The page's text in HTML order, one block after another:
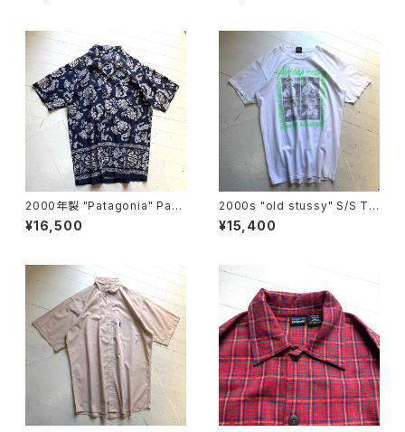
2000年製 "Patagonia" Pata
loha shirt
¥16,500
2000s "old stussy" S/S T-
shirt
¥15,400